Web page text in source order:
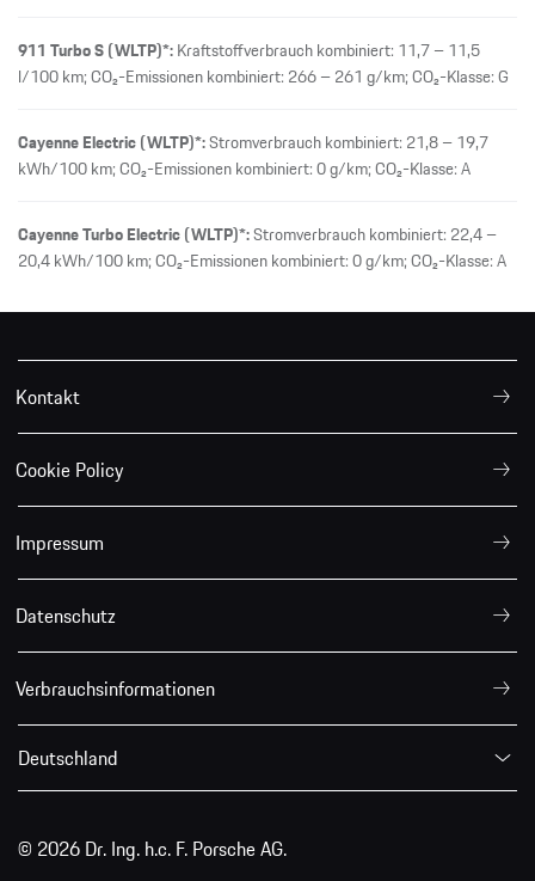
911 Turbo S (WLTP)*:Kraftstoffverbrauch kombiniert: 11,7 – 11,5
l/100 km; CO₂-Emissionen kombiniert: 266 – 261 g/km; CO₂-Klasse: G
Cayenne Electric (WLTP)*:Stromverbrauch kombiniert: 21,8 – 19,7
kWh/100 km; CO₂-Emissionen kombiniert: 0 g/km; CO₂-Klasse: A
Cayenne Turbo Electric (WLTP)*:Stromverbrauch kombiniert: 22,4 –
20,4 kWh/100 km; CO₂-Emissionen kombiniert: 0 g/km; CO₂-Klasse: A
Kontakt
Cookie Policy
Impressum
Datenschutz
Verbrauchsinformationen
Deutschland
© 2026 Dr. Ing. h.c. F. Porsche AG.